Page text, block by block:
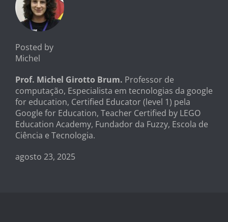
Posted by
Michel
Prof. Michel Girotto Brum. Professor de
computação, Especialista em tecnologias da google
for education, Certified Educator (level 1) pela
Google for Education, Teacher Certified by LEGO
Education Academy, Fundador da Fuzzy, Escola de
Ciência e Tecnologia.
agosto 23, 2025